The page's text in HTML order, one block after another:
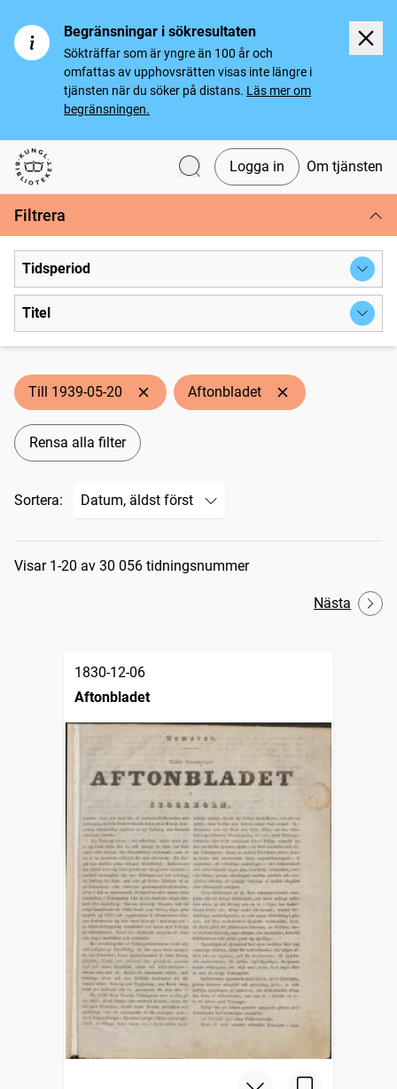
Begränsningar i sökresultaten
Sökträffar som är yngre än 100 år och
omfattas av upphovsrätten visas inte längre i
tjänsten när du söker på distans. Läs mer om
begränsningen.
Svenska tidningar
Logga in Om tjänsten
Filtrera
Tidsperiod
Titel
Till 1939-05-20 Aftonbladet
Rensa alla filter
Sortera:
Sökresultat
Visar 1-20 av 30 056 tidningsnummer
Nästa
1830-12-06
Aftonbladet